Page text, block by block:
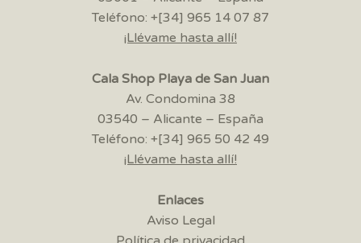
Teléfono: +[34] 965 14 07 87
¡Llévame hasta allí!
Cala Shop Playa de San Juan
Av. Condomina 38
03540 – Alicante – España
Teléfono: +[34] 965 50 42 49
¡Llévame hasta allí!
Enlaces
Aviso Legal